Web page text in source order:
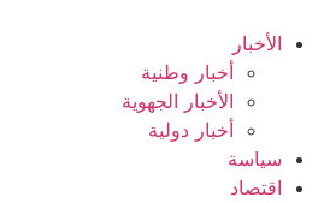
الأخبار
أخبار وطنية
الأخبار الجهوية
أخبار دولية
سياسة
اقتصاد